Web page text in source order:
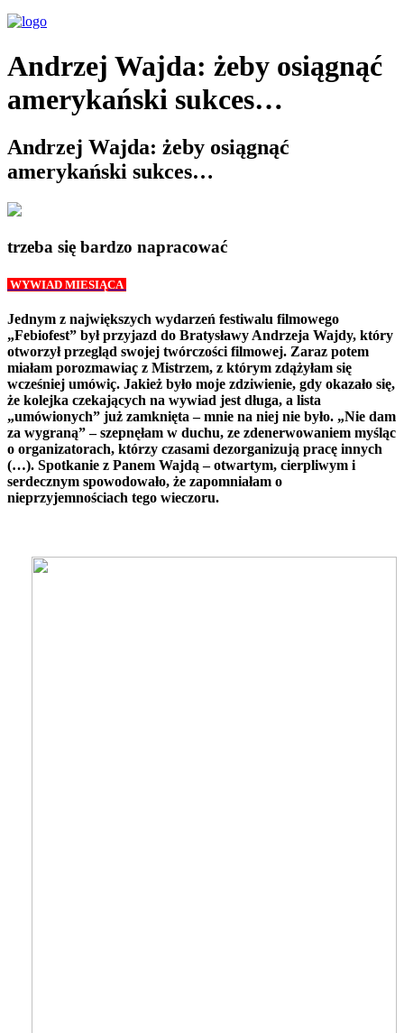
Andrzej Wajda: żeby osiągnąć
amerykański sukces…
Andrzej Wajda: żeby osiągnąć
amerykański sukces…
trzeba się bardzo napracować
WYWIAD MIESIĄCA
Jednym z największych wydarzeń festiwalu filmowego
„Febiofest” był przyjazd do Bratysławy Andrzeja Wajdy, który
otworzył przegląd swojej twórczości filmowej. Zaraz potem
miałam porozmawiaç z Mistrzem, z którym zdążyłam się
wcześniej umówiç. Jakież było moje zdziwienie, gdy okazało się,
że kolejka czekających na wywiad jest długa, a lista
„umówionych” już zamknięta – mnie na niej nie było. „Nie dam
za wygraną” – szepnęłam w duchu, ze zdenerwowaniem myśląc
o organizatorach, którzy czasami dezorganizują pracę innych
(…). Spotkanie z Panem Wajdą – otwartym, cierpliwym i
serdecznym spowodowało, że zapomniałam o
nieprzyjemnościach tego wieczoru.